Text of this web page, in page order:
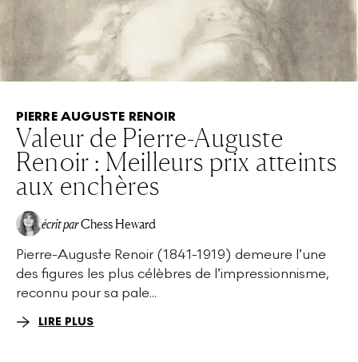
PIERRE AUGUSTE RENOIR
Valeur de Pierre-Auguste
Renoir : Meilleurs prix atteints
aux enchères
écrit parChess Heward
Pierre-Auguste Renoir (1841-1919) demeure l’une
des figures les plus célèbres de l’impressionnisme,
reconnu pour sa pale...
LIRE PLUS